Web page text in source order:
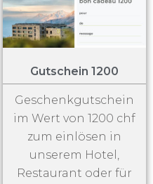
Gutschein 1200
Geschenkgutschein
im Wert von 1200 chf
zum einlösen in
unserem Hotel,
Restaurant oder für